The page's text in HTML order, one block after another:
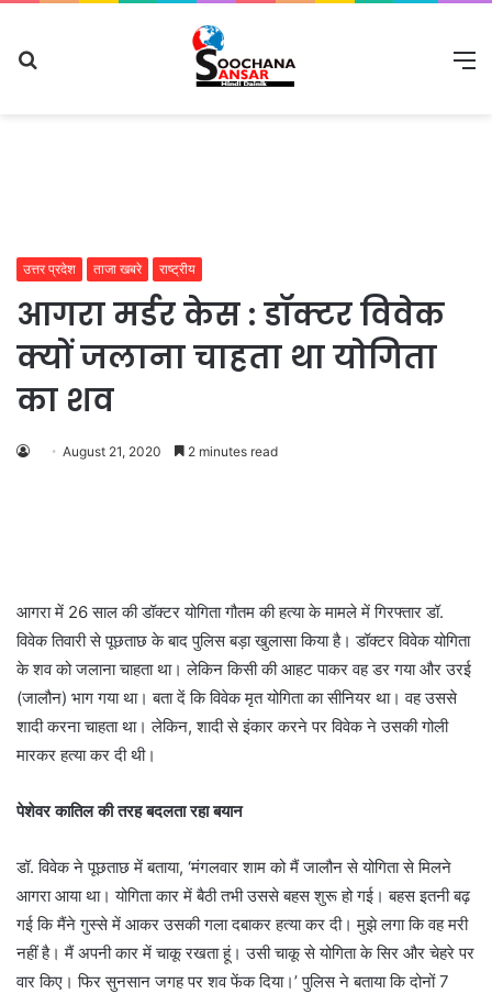
उत्तर प्रदेश ताजा खबरे राष्ट्रीय
आगरा मर्डर केस : डॉक्टर विवेक
क्यों जलाना चाहता था योगिता
का शव
August 21, 2020 2 minutes read
आगरा में 26 साल की डॉक्टर योगिता गौतम की हत्या के मामले में गिरफ्तार डॉ.
विवेक तिवारी से पूछताछ के बाद पुलिस बड़ा खुलासा किया है। डॉक्टर विवेक योगिता
के शव को जलाना चाहता था। लेकिन किसी की आहट पाकर वह डर गया और उरई
(जालौन) भाग गया था। बता दें कि विवेक मृत योगिता का सीनियर था। वह उससे
शादी करना चाहता था। लेकिन, शादी से इंकार करने पर विवेक ने उसकी गोली
मारकर हत्या कर दी थी।
पेशेवर कातिल की तरह बदलता रहा बयान
डॉ. विवेक ने पूछताछ में बताया, ‘मंगलवार शाम को मैं जालौन से योगिता से मिलने
आगरा आया था। योगिता कार में बैठी तभी उससे बहस शुरू हो गई। बहस इतनी बढ़
गई कि मैंने गुस्से में आकर उसकी गला दबाकर हत्या कर दी। मुझे लगा कि वह मरी
नहीं है। मैं अपनी कार में चाकू रखता हूं। उसी चाकू से योगिता के सिर और चेहरे पर
वार किए। फिर सुनसान जगह पर शव फेंक दिया।’ पुलिस ने बताया कि दोनों 7